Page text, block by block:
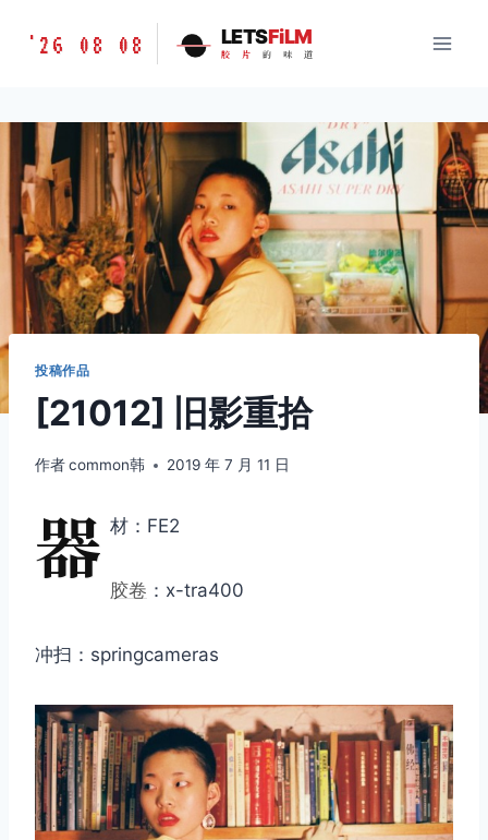
胶
味
道
LETSFILM
'26 08 08 LETSFiLM
胶 片 的 味 道
投稿作品
[21012] 旧影重拾
作者common韩 2019 年 7 月 11 日
器 材：FE2
胶卷 ：x-tra400
冲扫：springcameras